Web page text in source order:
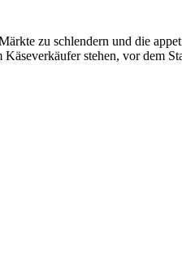
zu schlendern und die
Käseverkäufer stehen, vor dem